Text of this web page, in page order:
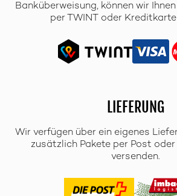
Banküberweisung, können wir
per TWINT oder
LIEFERUNG
Wir verfügen über ein eigenes
zusätzlich Pakete per Post
versenden.